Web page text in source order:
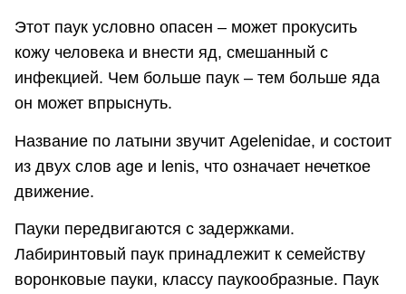
Этот паук условно опасен – может прокусить
кожу человека и внести яд, смешанный с
инфекцией. Чем больше паук – тем больше яда
он может впрыснуть.
Название по латыни звучит Agelenidae, и состоит
из двух слов age и lenis, что означает нечеткое
движение.
Пауки передвигаются с задержками.
Лабиринтовый паук принадлежит к семейству
воронковые пауки, классу паукообразные. Паук